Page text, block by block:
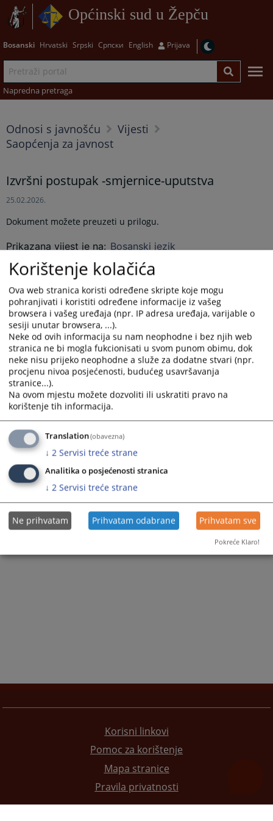
Općinski sud u Žepču
Bosanski Hrvatski Srpski Српски English Prijava
Napredna pretraga
Odnosi s javnošću
Vijesti
Saopćenja za javnost
Izvršni postupak -smjernice-uputstva
25.02.2026.
Dokument možete preuzeti u prilogu.
Prikazana vijest je na: Bosanski jezik
Prateći dokumenti
Set smjernica Žepče
Obavijest za izvršenike za račune komunalnih usluga-
Općinski sud u Žepču
Smjernice za postupanje u izvršnom postupku u
Općinskom sudu u Žepču
Obavijest građanima o izvrnom postupku
107PREGLEDA
Korisni linkovi
Pomoc za korištenje
Mapa stranice
Pravila privatnosti
Korištenje kolačića
Ova web stranica koristi određene skripte koje mogu
pohranjivati i koristiti određene informacije iz vašeg
browsera i vašeg uređaja (npr. IP adresa uređaja, varijable o
sesiji unutar browsera, ...).
Neke od ovih informacija su nam neophodne i bez njih web
stranica ne bi mogla fukcionisati u svom punom obimu, dok
neke nisu prijeko neophodne a služe za dodatne stvari (npr.
procjenu nivoa posjećenosti, budućeg usavršavanja
stranice...).
Na ovom mjestu možete dozvoliti ili uskratiti pravo na
korištenje tih informacija.
Translation(obavezna)
↓ 2 Servisi treće strane
Analitika o posjećenosti stranica
↓ 2 Servisi treće strane
Ne prihvatam Prihvatam odabrane Prihvatam sve
Pokreće Klaro!